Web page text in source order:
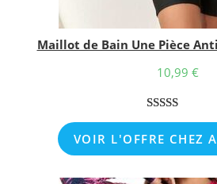
Maillot de Bain Une Pièce
10,99 €
Noté5.00
sur 5 basé
sur
1
notation
client
VOIR L'OFFRE CHEZ